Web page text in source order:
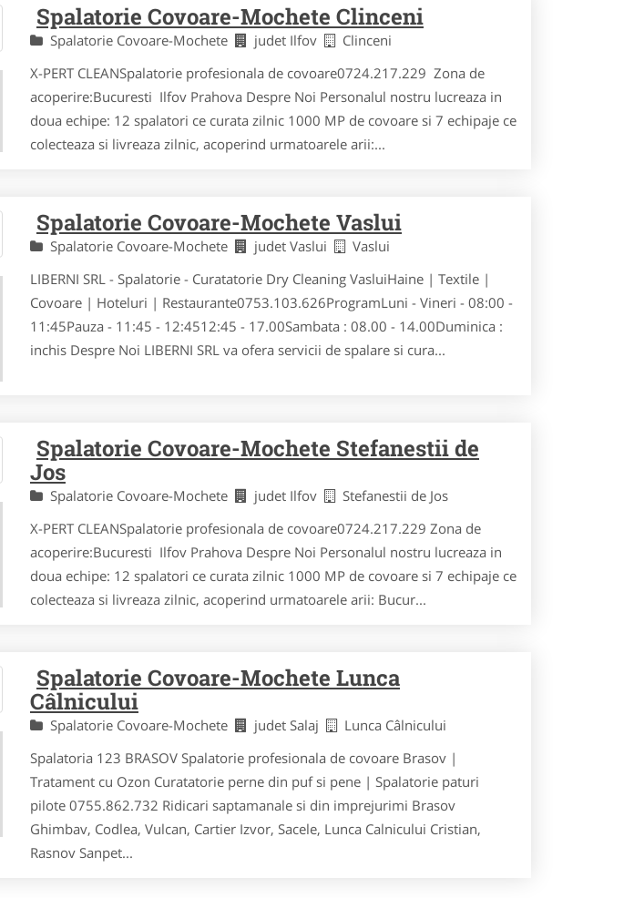
Spalatorie Covoare-Mochete Clinceni
Spalatorie Covoare-Mochete judet Ilfov
Clinceni
X-PERT CLEANSpalatorie profesionala de covoare0724.217.229 Zona de
acoperire:Bucuresti Ilfov Prahova Despre Noi Personalul nostru lucreaza in
doua echipe: 12 spalatori ce curata zilnic 1000 MP de covoare si 7 echipaje ce
colecteaza si livreaza zilnic, acoperind urmatoarele arii:...
Spalatorie Covoare-Mochete Vaslui
Spalatorie Covoare-Mochete judet Vaslui
Vaslui
LIBERNI SRL - Spalatorie - Curatatorie Dry Cleaning VasluiHaine | Textile |
Covoare | Hoteluri | Restaurante0753.103.626ProgramLuni - Vineri - 08:00 -
11:45Pauza - 11:45 - 12:4512:45 - 17.00Sambata : 08.00 - 14.00Duminica :
inchis Despre Noi LIBERNI SRL va ofera servicii de spalare si cura...
Spalatorie Covoare-Mochete Stefanestii de
Jos
Spalatorie Covoare-Mochete judet Ilfov
Stefanestii de Jos
X-PERT CLEANSpalatorie profesionala de covoare0724.217.229 Zona de
acoperire:Bucuresti Ilfov Prahova Despre Noi Personalul nostru lucreaza in
doua echipe: 12 spalatori ce curata zilnic 1000 MP de covoare si 7 echipaje ce
colecteaza si livreaza zilnic, acoperind urmatoarele arii: Bucur...
Spalatorie Covoare-Mochete Lunca
Câlnicului
Spalatorie Covoare-Mochete judet Salaj
Lunca Câlnicului
Spalatoria 123 BRASOV Spalatorie profesionala de covoare Brasov |
Tratament cu Ozon Curatatorie perne din puf si pene | Spalatorie paturi
pilote 0755.862.732 Ridicari saptamanale si din imprejurimi Brasov
Ghimbav, Codlea, Vulcan, Cartier Izvor, Sacele, Lunca Calnicului Cristian,
Rasnov Sanpet...